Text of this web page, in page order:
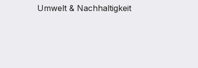
Umwelt & Nachhaltigkeit